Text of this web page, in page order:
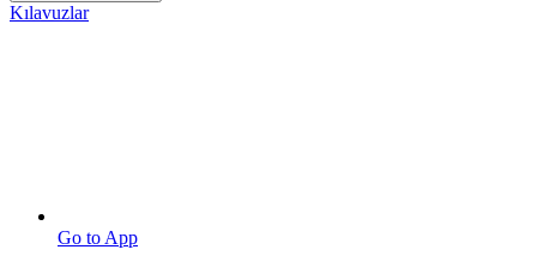
Kılavuzlar
Go to App